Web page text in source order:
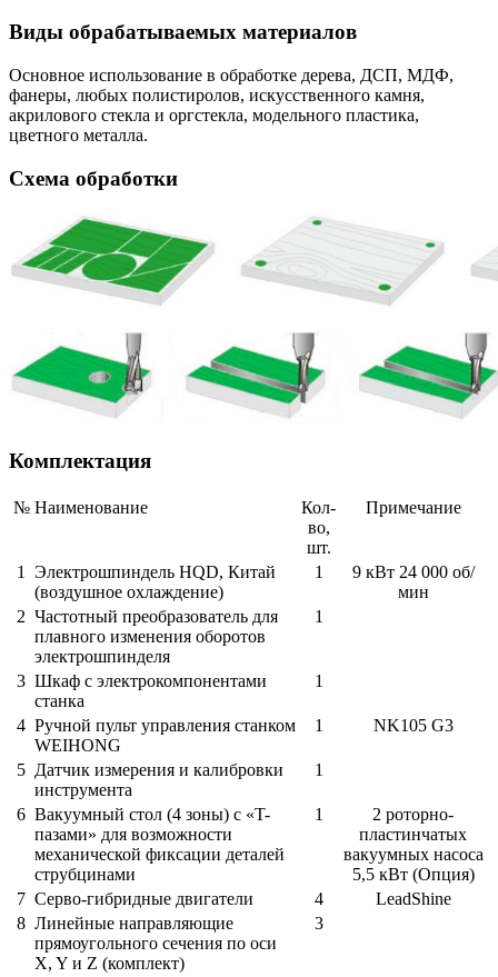
Виды обрабатываемых материалов
Основное использование в обработке дерева, ДСП, МДФ,
фанеры, любых полистиролов, искусственного камня,
акрилового стекла и оргстекла, модельного пластика,
цветного металла.
Схема обработки
Комплектация
№ Наименование
Кол-
во,
шт.
Примечание
1
Электрошпиндель HQD, Китай
(воздушное охлаждение)
1
9 кВт 24 000 об/
мин
2 Частотный преобразователь для
плавного изменения оборотов
электрошпинделя
1
3 Шкаф с электрокомпонентами
станка
1
4 Ручной пульт управления станком
WEIHONG
1 NK105 G3
5 Датчик измерения и калибровки
инструмента
1
6 Вакуумный стол (4 зоны) с «T-
пазами» для возможности
механической фиксации деталей
струбцинами
1
2 роторно-
пластинчатых
вакуумных насоса
5,5 кВт (Опция)
7 Серво-гибридные двигатели 4
LeadShine
8 Линейные направляющие
прямоугольного сечения по оси
X, Y и Z (комплект)
3